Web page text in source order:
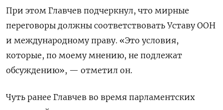
При этом Главчев подчеркнул, что мирные
переговоры должны соответствовать Уставу ООН
и международному праву. «Это условия,
которые, по моему мнению, не подлежат
обсуждению», — отметил он.
Чуть ранее Главчев во время парламентских